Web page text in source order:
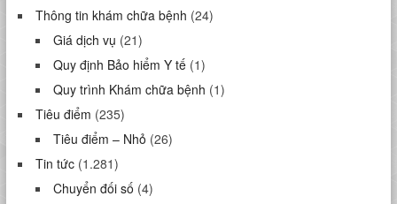
Thông tin khám chữa bệnh (24)
Giá dịch vụ (21)
Quy định Bảo hiểm Y tế(1)
Quy trình Khám chữa bệnh (1)
Tiêu điểm (235)
Tiêu điểm – Nhỏ (26)
Tin tức(1.281)
Chuyển đối số (4)